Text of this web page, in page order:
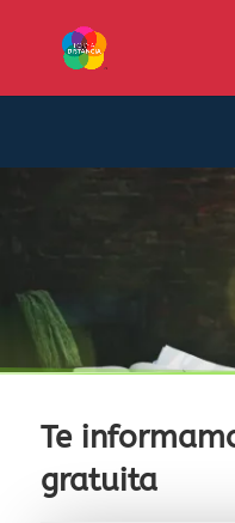
Te
gratuita